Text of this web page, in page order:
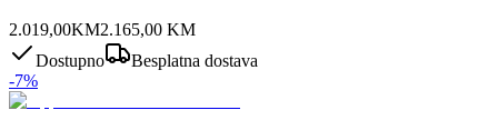
2.019,00KM2.165,00 KM
Dostupno
Besplatna dostava
-7%